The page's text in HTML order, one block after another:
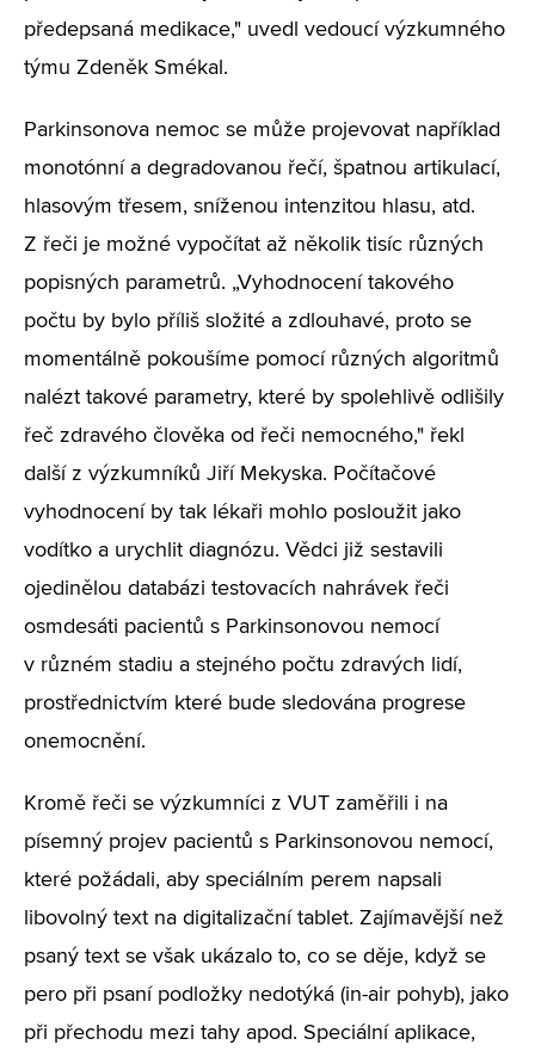
předepsaná medikace," uvedl vedoucí výzkumného
týmu Zdeněk Smékal.
Parkinsonova nemoc se může projevovat například
monotónní a degradovanou řečí, špatnou artikulací,
hlasovým třesem, sníženou intenzitou hlasu, atd.
Z řeči je možné vypočítat až několik tisíc různých
popisných parametrů. „Vyhodnocení takového
počtu by bylo příliš složité a zdlouhavé, proto se
momentálně pokoušíme pomocí různých algoritmů
nalézt takové parametry, které by spolehlivě odlišily
řeč zdravého člověka od řeči nemocného," řekl
další z výzkumníků Jiří Mekyska. Počítačové
vyhodnocení by tak lékaři mohlo posloužit jako
vodítko a urychlit diagnózu. Vědci již sestavili
ojedinělou databázi testovacích nahrávek řeči
osmdesáti pacientů s Parkinsonovou nemocí
v různém stadiu a stejného počtu zdravých lidí,
prostřednictvím které bude sledována progrese
onemocnění.
Kromě řeči se výzkumníci z VUT zaměřili i na
písemný projev pacientů s Parkinsonovou nemocí,
které požádali, aby speciálním perem napsali
libovolný text na digitalizační tablet. Zajímavější než
psaný text se však ukázalo to, co se děje, když se
pero při psaní podložky nedotýká (in-air pohyb), jako
při přechodu mezi tahy apod. Speciální aplikace,